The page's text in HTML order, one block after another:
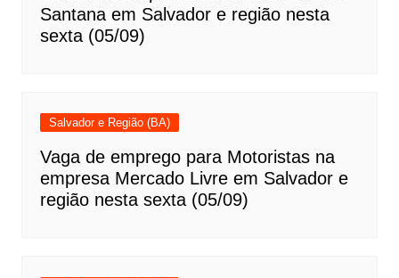
Santana em Salvador e região nesta
sexta (05/09)
Salvador e Região (BA)
Vaga de emprego para Motoristas na
empresa Mercado Livre em Salvador e
região nesta sexta (05/09)